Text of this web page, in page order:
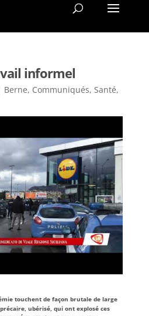
informel
Berne, Communiqués, Santé,
touchent de façon brutale de large
ubérisé, qui ont explosé ces